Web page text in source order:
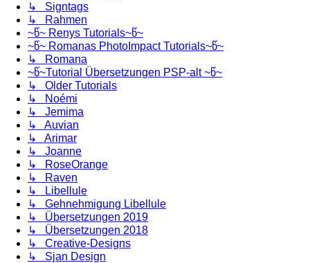
↳ Signtags
↳ Rahmen
~წ~ Renys Tutorials~წ~
~წ~ Romanas PhotoImpact Tutorials~წ~
↳ Romana
~წ~Tutorial Übersetzungen PSP-alt ~წ~
↳ Older Tutorials
↳ Noémi
↳ Jemima
↳ Auvian
↳ Arimar
↳ Joanne
↳ RoseOrange
↳ Raven
↳ Libellule
↳ Gehnehmigung Libellule
↳ Übersetzungen 2019
↳ Übersetzungen 2018
↳ Creative-Designs
↳ Sjan Design